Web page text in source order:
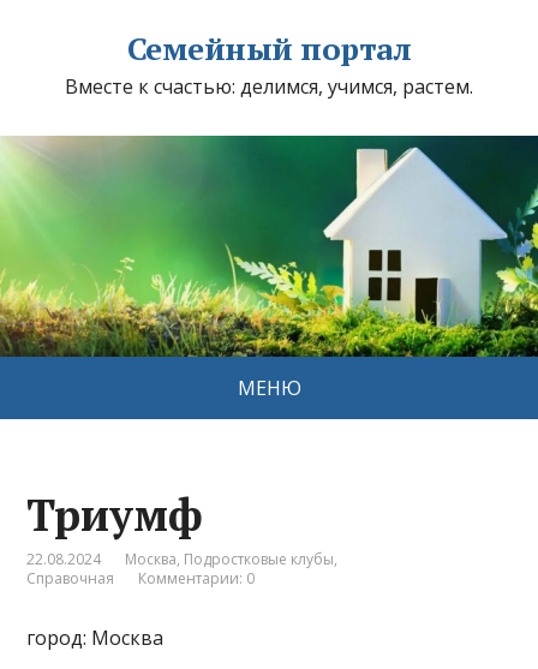
Семейный портал
Вместе к счастью: делимся, учимся, растем.
МЕНЮ
Триумф
22.08.2024 Москва, Подростковые клубы,
Справочная
Комментарии: 0
город: Москва